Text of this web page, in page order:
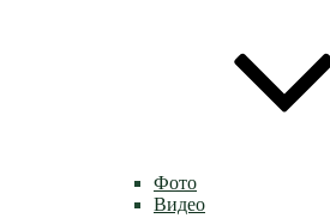
Фото
Видео